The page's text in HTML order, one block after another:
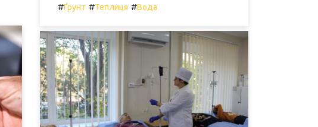
#Ґрунт #Теплиця #Вода